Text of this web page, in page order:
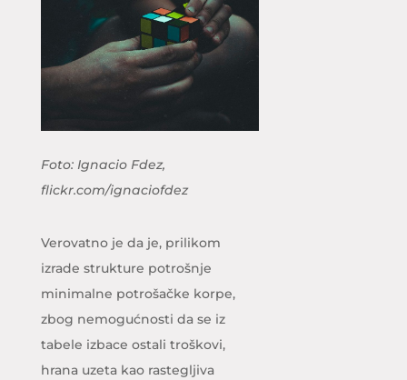
Foto: Ignacio Fdez,
flickr.com/ignaciofdez
Verovatno je da je, prilikom
izrade strukture potrošnje
minimalne potrošačke korpe,
zbog nemogućnosti da se iz
tabele izbace ostali troškovi,
hrana uzeta kao rastegljiva